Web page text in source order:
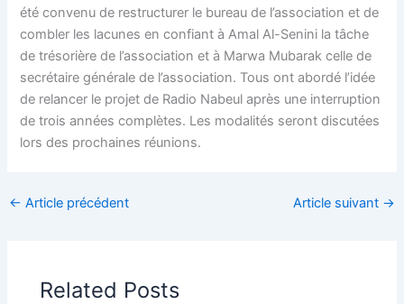
été convenu de restructurer le bureau de l’association et de
combler les lacunes en confiant à Amal Al-Senini la tâche
de trésorière de l’association et à Marwa Mubarak celle de
secrétaire générale de l’association. Tous ont abordé l’idée
de relancer le projet de Radio Nabeul après une interruption
de trois années complètes. Les modalités seront discutées
lors des prochaines réunions.
← Article précédent Article suivant →
Related Posts